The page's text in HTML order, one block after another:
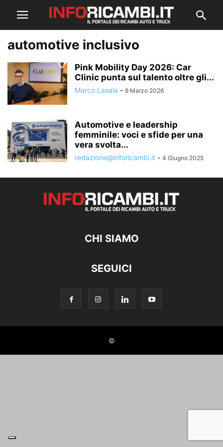
automotive inclusivo
Pink Mobility Day 2026: Car
Clinic punta sul talento oltre gli...
Marco Lasala - 9 Marzo 2026
Automotive e leadership
femminile: voci e sfide per una
vera svolta...
redazione@inforicambi.it - 4 Giugno 2025
CHI SIAMO
SEGUICI
©